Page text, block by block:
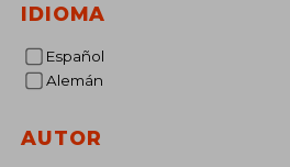
IDIOMA
Español
Alemán
AUTOR